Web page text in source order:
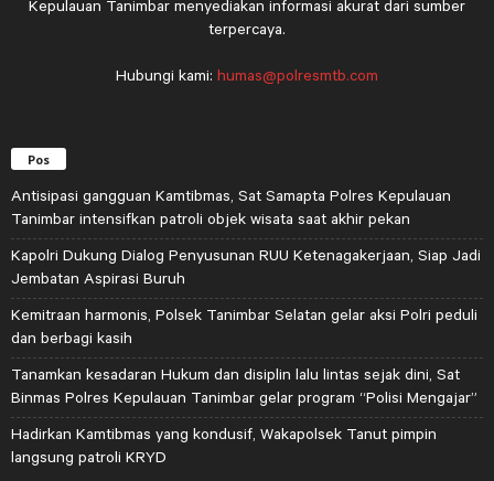
Kepulauan Tanimbar menyediakan informasi akurat dari sumber
terpercaya.
Hubungi kami: humas@polresmtb.com
Pos
Antisipasi gangguan Kamtibmas, Sat Samapta Polres Kepulauan
Tanimbar intensifkan patroli objek wisata saat akhir pekan
Kapolri Dukung Dialog Penyusunan RUU Ketenagakerjaan, Siap Jadi
Jembatan Aspirasi Buruh
Kemitraan harmonis, Polsek Tanimbar Selatan gelar aksi Polri peduli
dan berbagi kasih
Tanamkan kesadaran Hukum dan disiplin lalu lintas sejak dini, Sat
Binmas Polres Kepulauan Tanimbar gelar program “Polisi Mengajar”
Hadirkan Kamtibmas yang kondusif, Wakapolsek Tanut pimpin
langsung patroli KRYD